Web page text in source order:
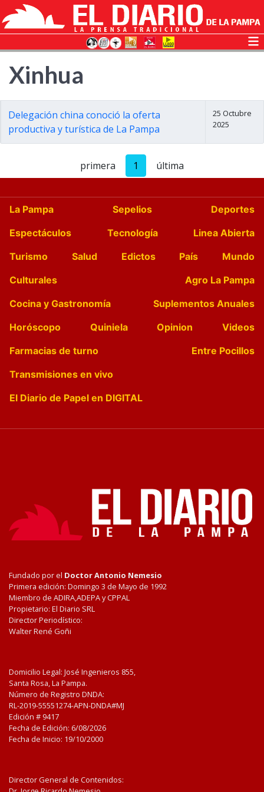
Xinhua
Delegación china conoció la oferta
productiva y turística de La Pampa
25 Octubre
2025
primera 1 última
La Pampa Sepelios
Deportes
Espectáculos
Tecnología
Linea Abierta
Turismo
Salud Edictos País
Mundo
Culturales
Agro La Pampa
Cocina y Gastronomía
Suplementos Anuales
Horóscopo
Quiniela Opinion
Videos
Farmacias de turno
Entre Pocillos
Transmisiones en vivo
El Diario de Papel en DIGITAL
Fundado por el Doctor Antonio Nemesio
Primera edición: Domingo 3 de Mayo de 1992
Miembro de ADIRA,ADEPA y CPPAL
Propietario: El Diario SRL
Director Periodístico:
Walter René Goñi
Domicilio Legal: José Ingenieros 855,
Santa Rosa, La Pampa.
Número de Registro DNDA:
RL-2019-55551274-APN-DNDA#MJ
Edición # 9417
Fecha de Edición: 6/08/2026
Fecha de Inicio: 19/10/2000
Director General de Contenidos: